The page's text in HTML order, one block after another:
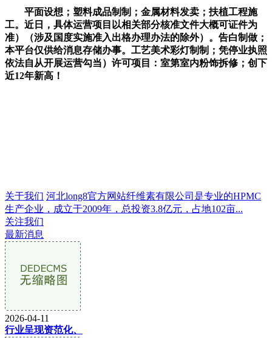
平面设想；塑料成品制制；金属材料发卖；扶植工程施
工。近日，具体运营项目以相关部分核准文件大概可证件为
准）（涉及国度实施准入出格办理办法的除外）。告白制做；
本平台仅供给消息存储办事。工艺美术彩灯制制；凭停业执照
依法自从开展运营勾当）许可项目：室第室内粉饰拆修；创下
近12年新高！
关于我们 河北long8官方网站纤维素有限公司是专业的HPMC
生产企业，成立于2009年，总投资3.8亿元，占地102亩...
关注我们
最新消息
2026-04-11
行业呈现资范化、